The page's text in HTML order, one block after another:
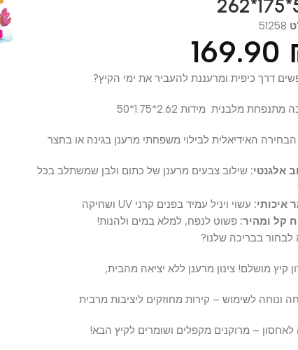
דרך כיפית ומרעננת להעביר את ימי הקיץ?
מלבנית מידות 2.62*1.75*50
האידיאלית לבילוי משפחתי מרענן בגינה או בחצר
שילוב צבעים מרענן של כתום ולבן שמשתלב בכל
עשוי ויניל עמיד בפנים קרני UV ושחיקה
ומהיר:פשוט לנפח, למלא במים ולהנות!
בבריכה שלנו?
מושלם! צינון מרענן ללא יציאה מהבית,
לשימוש – קירות מחוזקים ליציבות מרבית
– מרוקנים מקפלים ושומרים לקיץ הבא!